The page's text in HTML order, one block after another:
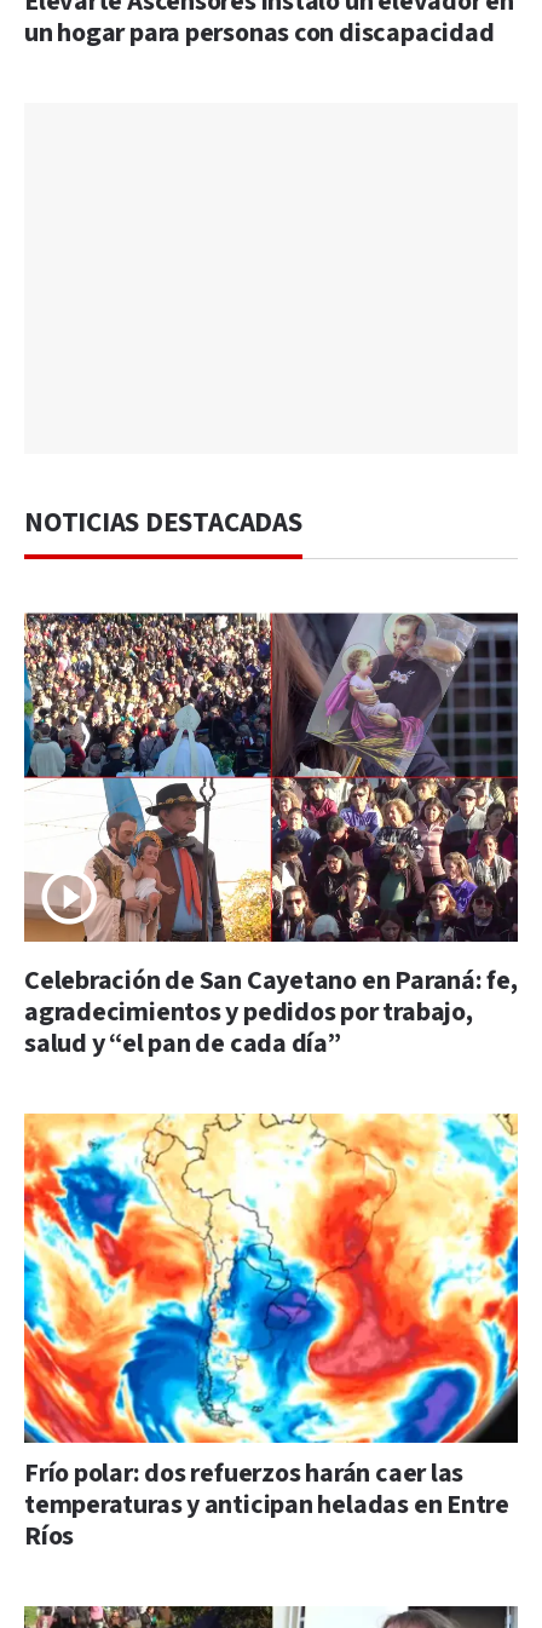
un hogar para personas con discapacidad
NOTICIAS DESTACADAS
Celebración de San Cayetano en Paraná: fe,
agradecimientos y pedidos por trabajo,
salud y “el pan de cada día”
Frío polar: dos refuerzos harán caer las
temperaturas y anticipan heladas en Entre
Ríos